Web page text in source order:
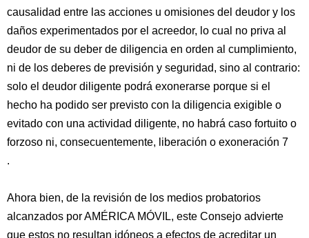
causalidad entre las acciones u omisiones del deudor y los
daños experimentados por el acreedor, lo cual no priva al
deudor de su deber de diligencia en orden al cumplimiento,
ni de los deberes de previsión y seguridad, sino al contrario:
solo el deudor diligente podrá exonerarse porque si el
hecho ha podido ser previsto con la diligencia exigible o
evitado con una actividad diligente, no habrá caso fortuito o
forzoso ni, consecuentemente, liberación o exoneración 7
.
Ahora bien, de la revisión de los medios probatorios
alcanzados por AMÉRICA MÓVIL, este Consejo advierte
que estos no resultan idóneos a efectos de acreditar un